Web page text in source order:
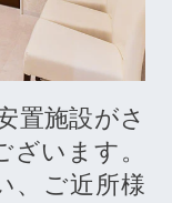
置施設がさ
ざいます。
、ご近所様